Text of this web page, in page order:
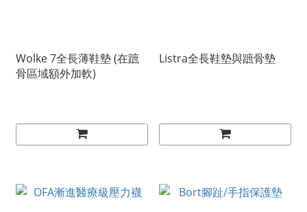
Wolke 7全長薄鞋墊 (在蹠
骨區域額外加軟)
Listra全長鞋墊與蹠骨墊